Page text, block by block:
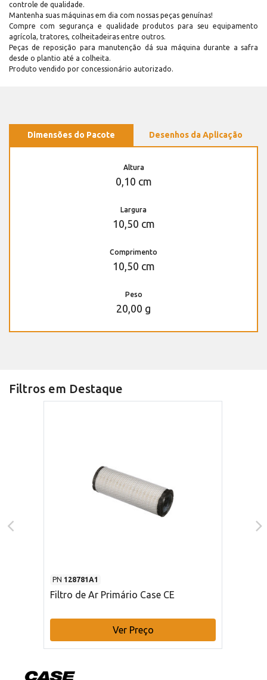
controle de qualidade.
Mantenha suas máquinas em dia com nossas peças genuínas!
Compre com segurança e qualidade produtos para seu equipamento
agrícola, tratores, colheitadeiras entre outros.
Peças de reposição para manutenção dá sua máquina durante a safra
desde o plantio até a colheita.
Produto vendido por concessionário autorizado.
Dimensões do Pacote Desenhos da Aplicação
Altura
0,10 cm
Largura
10,50 cm
Comprimento
10,50 cm
Peso
20,00 g
Filtros em Destaque
PN 128781A1
Filtro de Ar Primário Case CE
Ver Preço